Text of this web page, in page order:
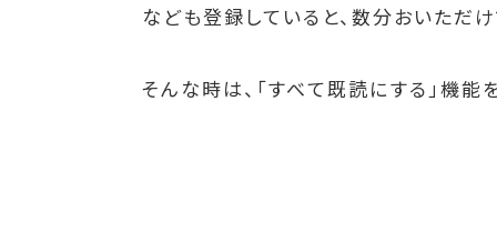
なども登録していると、数分おいただ
そんな時は、「すべて既読にする」機能